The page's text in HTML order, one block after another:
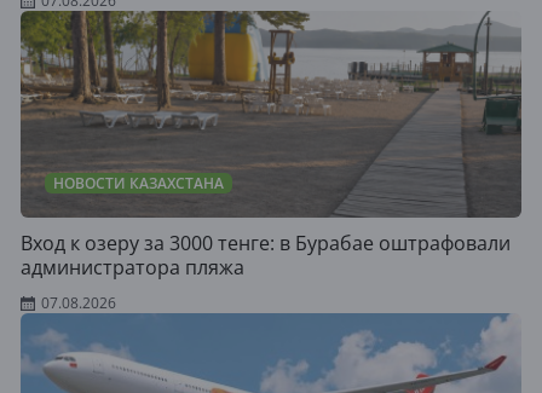
НОВОСТИ КАЗАХСТАНА
Вход к озеру за 3000 тенге: в Бурабае оштрафовали
администратора пляжа
07.08.2026